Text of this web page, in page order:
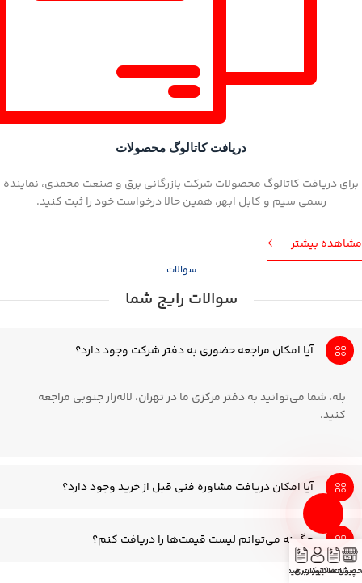
دریافت کاتالوگ محصولات
برای دریافت کاتالوگ محصولات شرکت بازرگانی برق و صنعت محمدی، نماینده
رسمی سیم و کابل ابهر، همین حالا درخواست خود را ثبت کنید.
مشاهده بیشتر
سوالات
سوالات رایج شما
آیا امکان مراجعه حضوری به دفتر شرکت وجود دارد؟
بله، شما می‌توانید به دفتر مرکزی ما در تهران، لاله‌زار جنوبی مراجعه
کنید.
آیا امکان دریافت مشاوره فنی قبل از خرید وجود دارد؟
چگونه می‌توانم لیست قیمت‌ها را دریافت کنم؟
پیش فاکتور
حساب کاربری
لیست قیمت